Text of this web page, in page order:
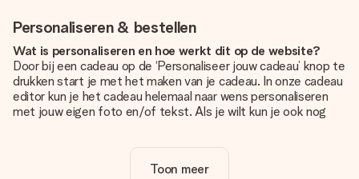
Personaliseren & bestellen
Wat is personaliseren en hoe werkt dit op de website?
Door bij een cadeau op de ‘Personaliseer jouw cadeau’ knop te
drukken start je met het maken van je cadeau. In onze cadeau
editor kun je het cadeau helemaal naar wens personaliseren
met jouw eigen foto en/of tekst. Als je wilt kun je ook nog
Is personalisatie in de prijs inbegrepen?
Toon meer